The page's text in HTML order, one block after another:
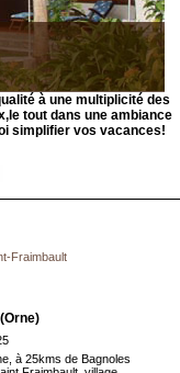
à une multiplicité des
tout dans une ambiance
simplifier vos vacances!
Fraimbault
à 25kms de Bagnoles